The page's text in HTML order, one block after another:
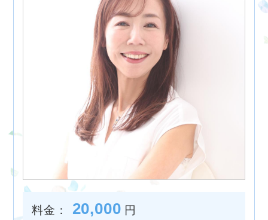
料金： 20,000 円